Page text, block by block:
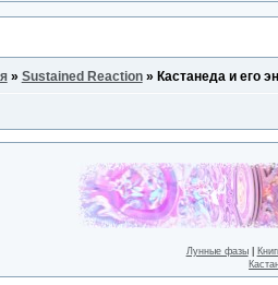
» Sustained Reaction » Кастанеда и его
Лунные фазы|